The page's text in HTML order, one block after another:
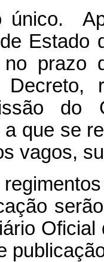
Após
Estado
prazo
Decreto,
do
que se
vagos,